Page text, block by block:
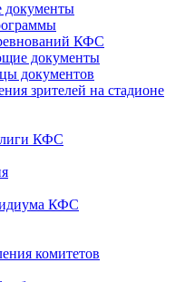
документы
КФС
документы
документов
зрителей на стадионе
КФС
КФС
комитетов